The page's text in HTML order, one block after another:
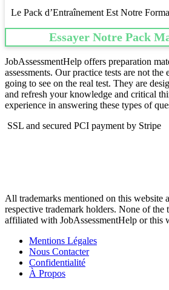
Le Pack d’Entraînement Est Notre
Essayer Notre Pack
JobAssessmentHelp offers preparation
assessments. Our practice tests are not the
going to see on the real test. They are
and refresh your knowledge and critical
experience in answering these types of
SSL and secured PCI payment by Stripe
All trademarks mentioned on this website
respective trademark holders. None of the
affiliated with JobAssessmentHelp or this
Mentions Légales
Nous Contacter
Confidentialité
À Propos